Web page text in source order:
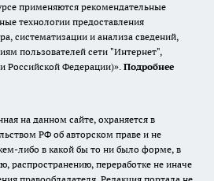
применяются рекомендательные
технологии предоставления
систематизации и анализа сведений,
пользователей сети "Интернет",
Российской Федерации)». Подробнее
на данном сайте, охраняется в
РФ об авторском праве и не
либо в какой бы то ни было форме, в
распространению, переработке не иначе